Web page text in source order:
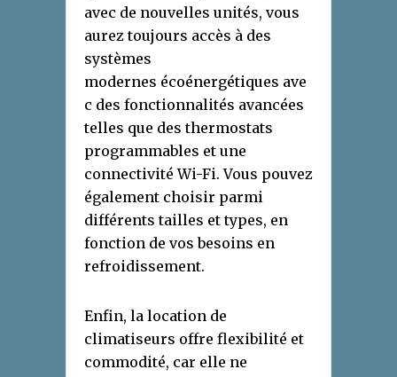
avec de nouvelles unités, vous
aurez toujours accès à des
systèmes
modernes écoénergétiques ave
c des fonctionnalités avancées
telles que des thermostats
programmables et une
connectivité Wi-Fi. Vous pouvez
également choisir parmi
différents tailles et types, en
fonction de vos besoins en
refroidissement.
Enfin, la location de
climatiseurs offre flexibilité et
commodité, car elle ne